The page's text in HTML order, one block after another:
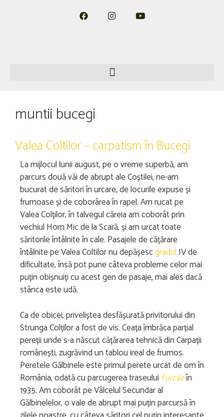
muntii bucegi
Valea Coltilor – carpatism în Bucegi
La mijlocul lunii august, pe o vreme superbă, am
parcurs două văi de abrupt ale Coștilei, ne-am
bucurat de săritori în urcare, de locurile expuse și
frumoase și de coborârea în rapel. Am rucat pe
Valea Colților, în talvegul căreia am coborât prin
vechiul Horn Mic de la Scară, și am urcat toate
săritorile întâlnite în cale. Pasajele de cățărare
întâlnite pe Valea Coltilor nu depășescgradul IV de
dificultate, însă pot pune câteva probleme celor mai
puțin obișnuiți cu acest gen de pasaje, mai ales dacă
stânca este udă.
Ca de obicei, priveliștea desfășurată privitorului din
Strunga Colților a fost de vis. Ceața îmbrăca parțial
pereții unde s-a născut cățărarea tehnică din Carpații
românești, zugrăvind un tablou ireal de frumos.
Peretele Gălbinele este primul perete urcat de om în
România, odată cu parcugerea traseului Furcileîn
1935. Am coborât pe Vâlcelul Secundar al
Gălbinelelor, o vale de abrupt mai puțin parcursă în